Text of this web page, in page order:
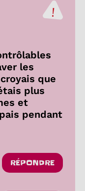
les
que
plus
et
pendant
RÉPONDRE